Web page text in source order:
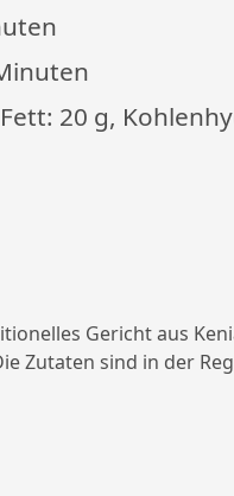
20 g,
Gericht aus
Zutaten sind in der